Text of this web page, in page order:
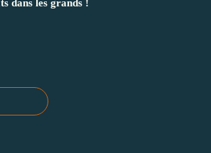
dans les grands !